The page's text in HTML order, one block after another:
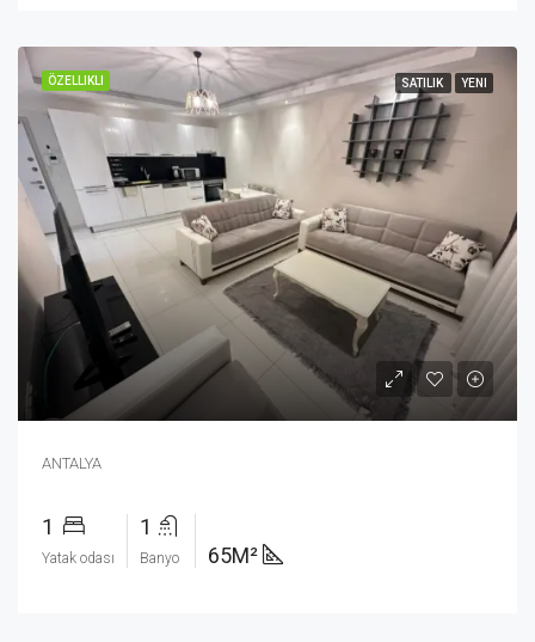
ÖZELLIKLI SATILIK YENI
ANTALYA
1
Yatak odası
1
Banyo 65M²